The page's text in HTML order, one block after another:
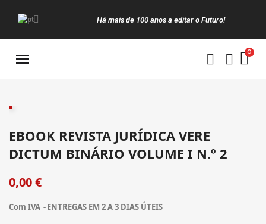
Há mais de 100 anos a editar o Futuro!
EBOOK REVISTA JURÍDICA VERE
DICTUM BINÁRIO VOLUME I N.º 2
0,00 €
Com IVA ENTREGAS EM 2 A 3 DIAS ÚTEIS